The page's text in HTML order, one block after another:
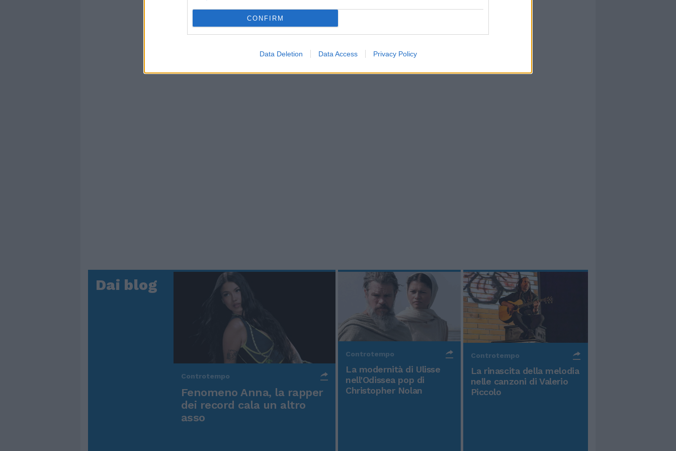
CONFIRM
Data Deletion Data Access Privacy Policy
Dai blog
Controtempo
Fenomeno Anna, la rapper
dei record cala un altro
asso
Controtempo
La modernità di Ulisse
nell'Odissea pop di
Christopher Nolan
Controtempo
La rinascita della melodia
nelle canzoni di Valerio
Piccolo